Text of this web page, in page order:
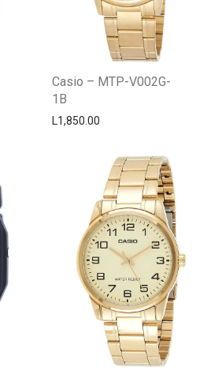
Casio – MTP-V002G-
1B
L1,850.00